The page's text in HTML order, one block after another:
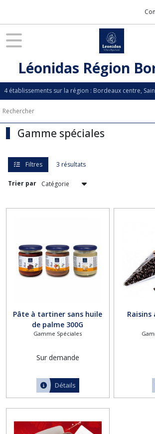
Léonidas Région
Gamme spéciales
Filtres 3 résultats
Trier par
Pâte à tartiner sans huile
de palme 300G
Gamme Spéciales
Sur demande
Détails
Raisins
FILTRES
Gamme
spéciales